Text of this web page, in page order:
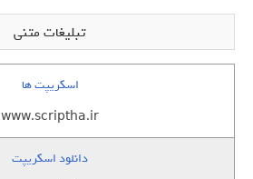
تبلیغات متنی
اسکریپت ها
www.scriptha.ir
دانلود اسکریپت